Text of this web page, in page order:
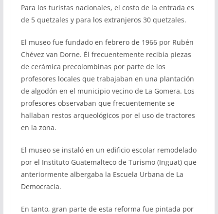
Para los turistas nacionales, el costo de la entrada es
de 5 quetzales y para los extranjeros 30 quetzales.
El museo fue fundado en febrero de 1966 por Rubén
Chévez van Dorne. Él frecuentemente recibía piezas
de cerámica precolombinas por parte de los
profesores locales que trabajaban en una plantación
de algodón en el municipio vecino de La Gomera. Los
profesores observaban que frecuentemente se
hallaban restos arqueológicos por el uso de tractores
en la zona.​
El museo se instaló en un edificio escolar remodelado
por el Instituto Guatemalteco de Turismo (Inguat) que
anteriormente albergaba la Escuela Urbana de La
Democracia.
En tanto, gran parte de esta reforma fue pintada por